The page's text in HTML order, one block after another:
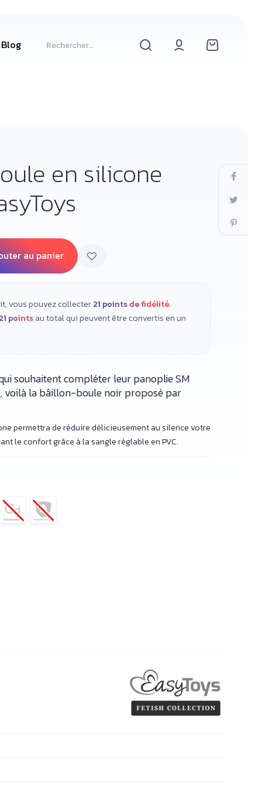
Blog
en silicone
au panier
vous pouvez collecter21 points de fidélité.
pointsau total qui peuvent être convertis en un
souhaitent compléter leur panoplie SM
voilà la bâillon-boule noir proposé par
permettra de réduire délicieusement au silence votre
le confort grâce à la sangle réglable en PVC.